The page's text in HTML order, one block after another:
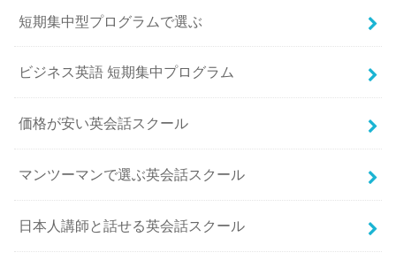
短期集中型プログラムで選ぶ
ビジネス英語 短期集中プログラム
価格が安い英会話スクール
マンツーマンで選ぶ英会話スクール
日本人講師と話せる英会話スクール